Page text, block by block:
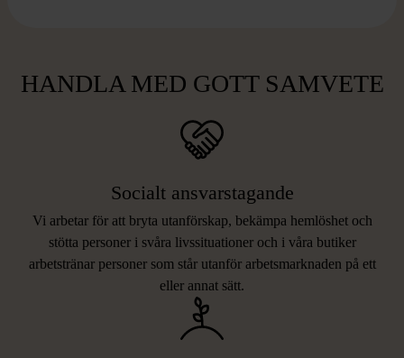
HANDLA MED GOTT SAMVETE
Socialt ansvarstagande
Vi arbetar för att bryta utanförskap, bekämpa hemlöshet och
stötta personer i svåra livssituationer och i våra butiker
arbetstränar personer som står utanför arbetsmarknaden på ett
eller annat sätt.